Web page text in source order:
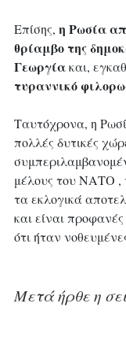
Επίσης, η Ρωσία
θρίαμβο της
Γεωργία και,
τυραννικό
Ταυτόχρονα, η
πολλές δυτικές
μέλους του ΝΑΤΟ ,
τα εκλογικά
και είναι
ότι ήταν
Μετά ήρθε η